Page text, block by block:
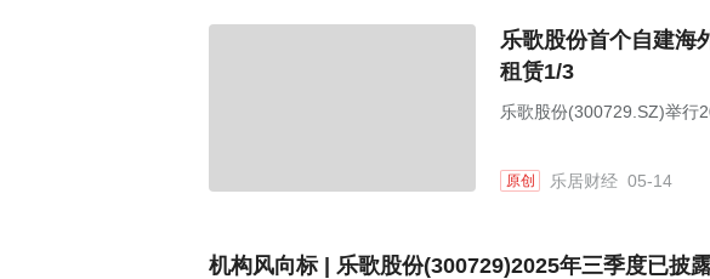
乐歌股份首个自建海
租赁1/3
乐歌股份(300729.SZ)举行
原创 乐居财经 05-14
机构风向标 | 乐歌股份(300729)2025年三季度已披